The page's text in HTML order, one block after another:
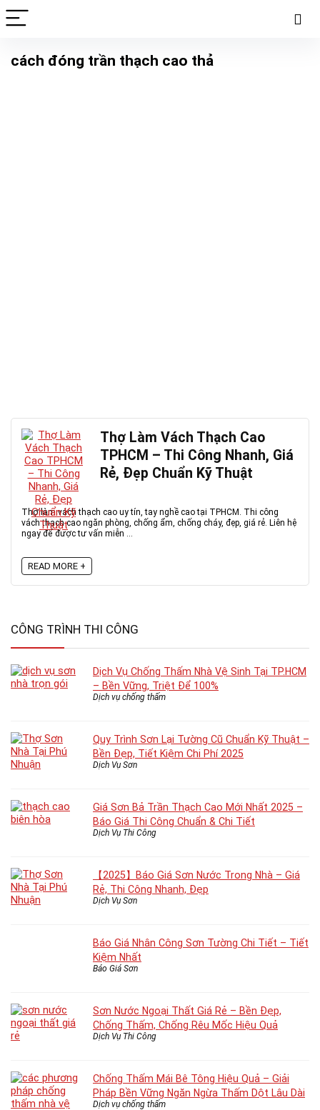
cách đóng trần thạch cao thả
Thợ Làm Vách Thạch Cao
TPHCM – Thi Công Nhanh, Giá
Rẻ, Đẹp Chuẩn Kỹ Thuật
Thợ làm vách thạch cao uy tín, tay nghề cao tại TPHCM. Thi công
vách thạch cao ngăn phòng, chống ẩm, chống cháy, đẹp, giá rẻ. Liên hệ
ngay để được tư vấn miễn ...
READ MORE +
CÔNG TRÌNH THI CÔNG
Dịch Vụ Chống Thấm Nhà Vệ Sinh Tại TP.HCM
– Bền Vững, Triệt Để 100%
Dịch vụ chống thấm
Quy Trình Sơn Lại Tường Cũ Chuẩn Kỹ Thuật –
Bền Đẹp, Tiết Kiệm Chi Phí 2025
Dịch Vụ Sơn
Giá Sơn Bả Trần Thạch Cao Mới Nhất 2025 –
Báo Giá Thi Công Chuẩn & Chi Tiết
Dịch Vụ Thi Công
【2025】Báo Giá Sơn Nước Trong Nhà – Giá
Rẻ, Thi Công Nhanh, Đẹp
Dịch Vụ Sơn
Báo Giá Nhân Công Sơn Tường Chi Tiết – Tiết
Kiệm Nhất
Báo Giá Sơn
Sơn Nước Ngoại Thất Giá Rẻ – Bền Đẹp,
Chống Thấm, Chống Rêu Mốc Hiệu Quả
Dịch Vụ Thi Công
Chống Thấm Mái Bê Tông Hiệu Quả – Giải
Pháp Bền Vững Ngăn Ngừa Thấm Dột Lâu Dài
Dịch vụ chống thấm